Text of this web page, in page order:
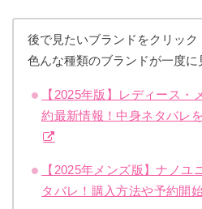
後で見たいブランドをクリッ
色んな種類のブランドが一度に
【2025年版】レディース
約最新情報！中身ネタバレ
【2025年メンズ版】ナノユ
タバレ！購入方法や予約開